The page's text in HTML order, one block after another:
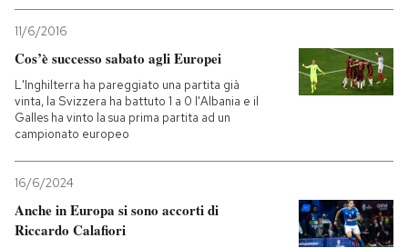
11/6/2016
Cos’è successo sabato agli Europei
L'Inghilterra ha pareggiato una partita già
vinta, la Svizzera ha battuto 1 a 0 l'Albania e il
Galles ha vinto la sua prima partita ad un
campionato europeo
16/6/2024
Anche in Europa si sono accorti di
Riccardo Calafiori